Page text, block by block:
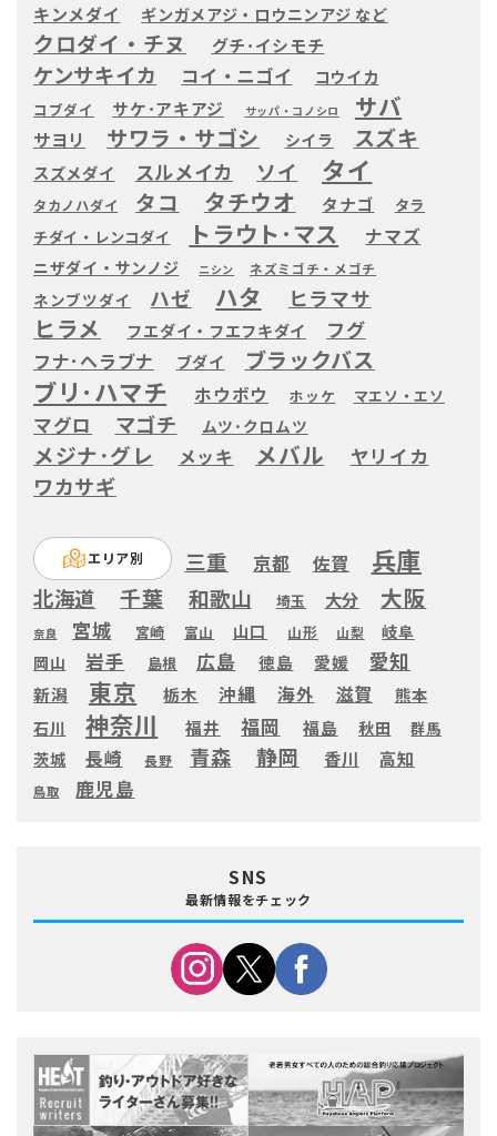
キンメダイ ギンガメアジ・ロウニンアジ など
クロダイ・チヌ グチ･イシモチ
ケンサキイカ コイ・ニゴイ コウイカ
コブダイ サケ･アキアジ サッパ・コノシロ サバ
サヨリ サワラ・サゴシ シイラ スズキ
スズメダイ スルメイカ ソイ タイ
タカノハダイ タコ タチウオ タナゴ
タラ
チダイ・レンコダイ
トラウト･マス ナマズ
ニザダイ・サンノジ ニシン ネズミゴチ・メゴチ
ネンブツダイ ハゼ ハタ ヒラマサ
ヒラメ フエダイ・フエフキダイ フグ
フナ･ヘラブナ ブダイ ブラックバス
ブリ･ハマチ ホウボウ ホッケ マエソ・エソ
マグロ マゴチ ムツ･クロムツ
メジナ･グレ メッキ メバル ヤリイカ
ワカサギ
エリア別 三重 京都 佐賀 兵庫
北海道 千葉 和歌山 埼玉 大分 大阪
奈良 宮城 宮崎 富山 山口 山形 山梨
岐阜
岡山
岩手 島根 広島 徳島 愛媛 愛知
新潟 東京 栃木 沖縄 海外 滋賀
熊本
石川
神奈川 福井 福岡 福島 秋田 群馬
茨城 長崎 長野 青森 静岡 香川 高知
鳥取 鹿児島
SNS
最新情報をチェック